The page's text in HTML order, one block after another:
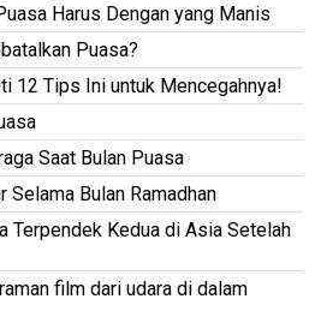
Harus Dengan yang Manis
Puasa?
12 Tips Ini untuk Mencegahnya!
Saat Bulan Puasa
Selama Bulan Ramadhan
Terpendek Kedua di Asia Setelah
film dari udara di dalam